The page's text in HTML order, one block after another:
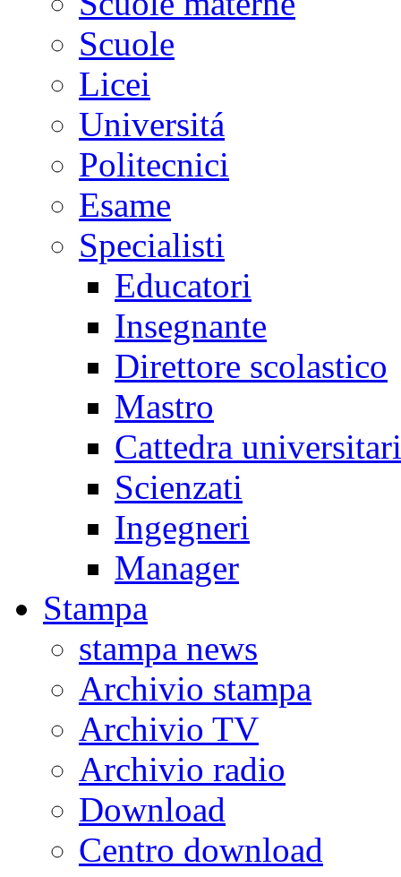
Scuole
Licei
Universitá
Politecnici
Esame
Specialisti
Educatori
Insegnante
Direttore scolastico
Mastro
Cattedra
Scienzati
Ingegneri
Manager
Stampa
stampa news
Archivio stampa
Archivio TV
Archivio radio
Download
Centro download